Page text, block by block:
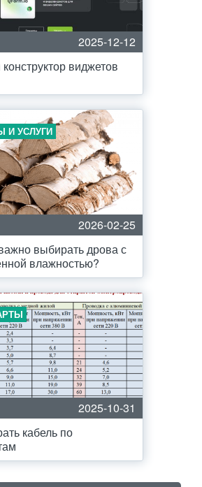
2025-12-12
виджетов
И УСЛУГИ
2026-02-25
выбирать дрова с
влажностью?
2025-10-31
кабель по